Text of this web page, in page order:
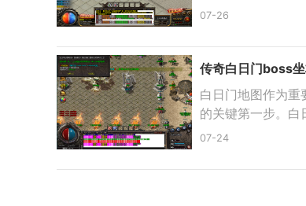
07-26
传奇白日门boss
白日门地图作为
的关键第一步。白
07-24